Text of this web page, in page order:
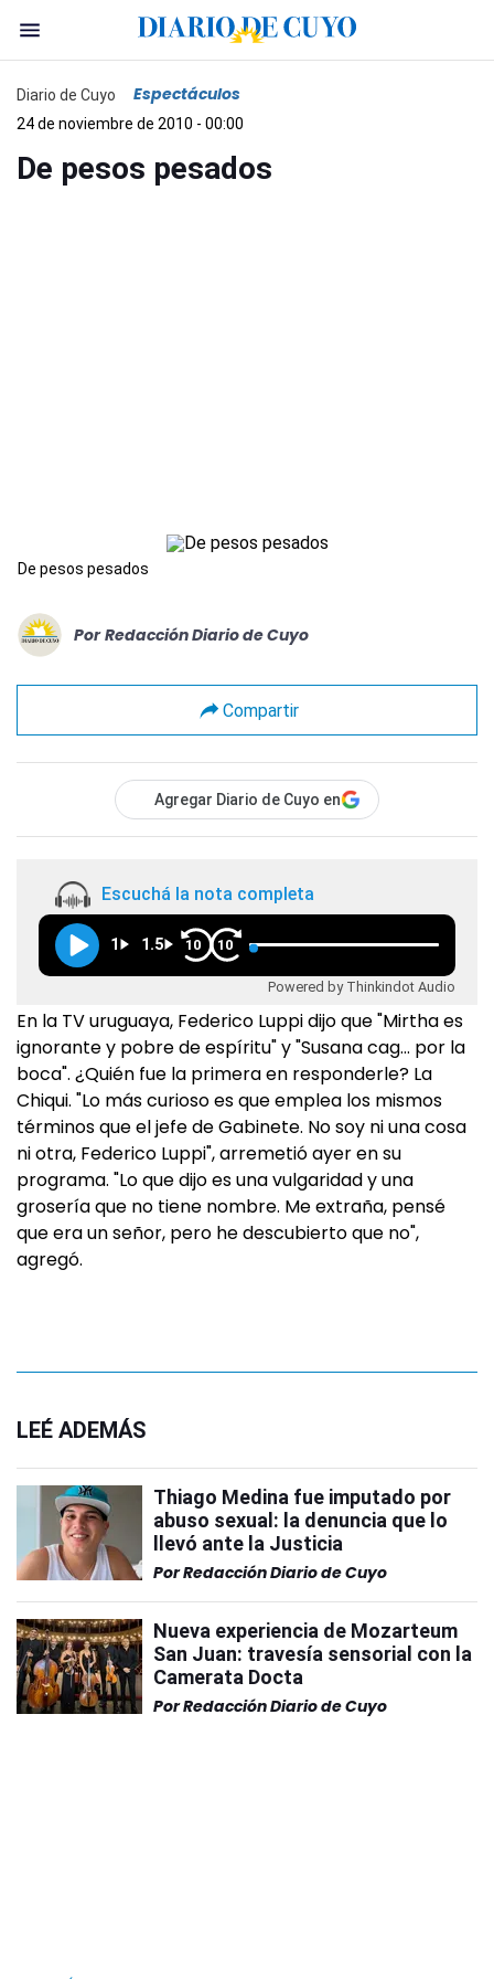
Diario de Cuyo Espectáculos
24 de noviembre de 2010 - 00:00
De pesos pesados
De pesos pesados
Por Redacción Diario de Cuyo
Compartir
Agregar Diario de Cuyo en
Escuchá la nota completa
1 1.5 10 10
Powered by Thinkindot Audio
En la TV uruguaya, Federico Luppi dijo que "Mirtha es
ignorante y pobre de espíritu" y "Susana cag… por la
boca". ¿Quién fue la primera en responderle? La
Chiqui. "Lo más curioso es que emplea los mismos
términos que el jefe de Gabinete. No soy ni una cosa
ni otra, Federico Luppi", arremetió ayer en su
programa. "Lo que dijo es una vulgaridad y una
grosería que no tiene nombre. Me extraña, pensé
que era un señor, pero he descubierto que no",
agregó.
LEÉ ADEMÁS
Thiago Medina fue imputado por
abuso sexual: la denuncia que lo
llevó ante la Justicia
PorRedacción Diario de Cuyo
Nueva experiencia de Mozarteum
San Juan: travesía sensorial con la
Camerata Docta
PorRedacción Diario de Cuyo